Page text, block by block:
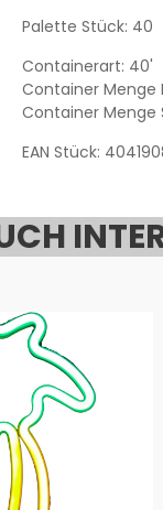
Palette Stück: 40
Containerart: 40'
Container Menge
Container Menge
EAN Stück: